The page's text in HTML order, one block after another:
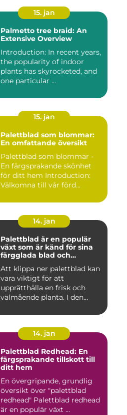
15. jan
Palmetto tree braid: An
Extensive Overview
Introduction: In recent years,
the popularity of indoor
plants has skyrocketed, and
one particular ...
15. jan
Palettblad som blommar:
En omfattande översikt
Palettblad som blommar -
En färgsprakande skönhet
för ditt hem Introduction:
Välkomna till vår förd...
14. jan
Palettblad är en populär
växt som är känd för sina
färgglada blad och
prydnadsväxt både
inomhus och utomhus
Att klippa ner palettblad kan
vara viktigt för att
upprätthålla en frisk och
välmående planta. I den...
14. jan
Palettblad Redhead: En
färgsprakande tillskott till
ditt hem
En övergripande, grundlig
översikt över "palettblad
redhead" Palettblad redhead
är en populär växt ...